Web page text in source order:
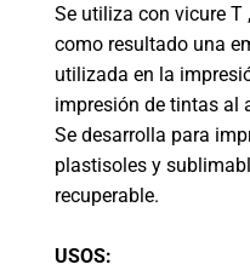
Se utiliza con vicure T
como resultado una
utilizada en la
impresión de tintas al
Se desarrolla para
plastisoles y
recuperable.
USOS: